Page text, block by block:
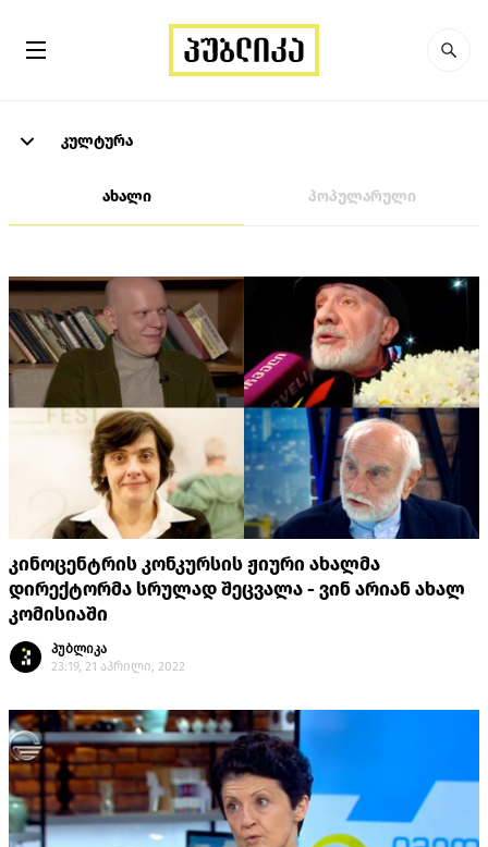
კულტურა
ახალი პოპულარული
კინოცენტრის კონკურსის ჟიური ახალმა
დირექტორმა სრულად შეცვალა - ვინ არიან ახალ
კომისიაში
პუბლიკა
23:19, 21 აპრილი, 2022